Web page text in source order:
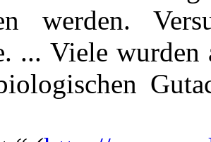
werden.
... Viele wurden